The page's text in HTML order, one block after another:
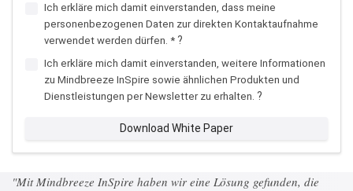
Ich erkläre mich damit einverstanden, dass meine
personenbezogenen Daten zur direkten Kontaktaufnahme
verwendet werden dürfen. * ?
Ich erkläre mich damit einverstanden, weitere Informationen
zu Mindbreeze InSpire sowie ähnlichen Produkten und
Dienstleistungen per Newsletter zu erhalten. ?
Download White Paper
"Mit Mindbreeze InSpire haben wir eine Lösung gefunden, die